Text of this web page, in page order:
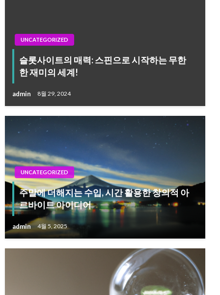
UNCATEGORIZED
슬롯사이트의 매력: 스핀으로 시작하는 무한
한 재미의 세계!
admin 8월 29, 2024
UNCATEGORIZED
주말에 더해지는 수입, 시간 활용한 창의적 아
르바이트 아이디어
admin 4월 5, 2025